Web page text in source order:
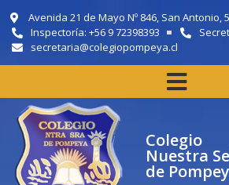
Avenida 21 de Mayo Nº 846, San Antonio,
Inspectoría: +56 9 72398393
secretaria@colegiopompeya.cl
Colegio
Nuestra
de